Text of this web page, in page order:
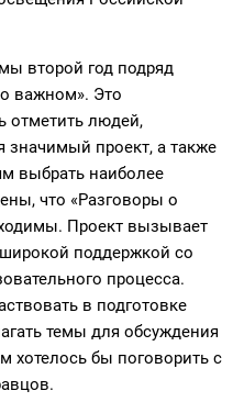
второй год подряд
важном». Это
отметить людей,
значимый проект, а также
выбрать наиболее
что «Разговоры о
Проект вызывает
поддержкой со
процесса.
в подготовке
темы для обсуждения
хотелось бы поговорить с